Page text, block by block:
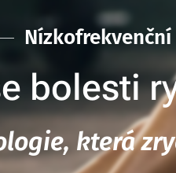
bolesti
která